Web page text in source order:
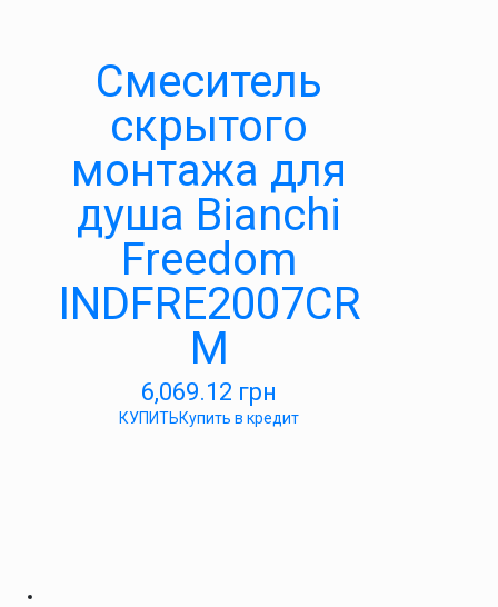
Смеситель
скрытого
монтажа для
душа Bianchi
Freedom
INDFRE2007CR
M
6,069.12 грн
КУПИТЬКупить в кредит